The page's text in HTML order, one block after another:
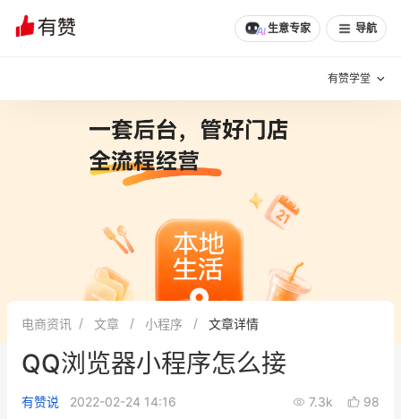
生意专家 导航
有赞学堂
增长方法
有赞专家说
新零售最佳实践
面对面聊增长
文章 问诊 分享
电商资讯 文章 小程序 文章详情
QQ浏览器小程序怎么接
有赞说 2022-02-24 14:16 7.3k 98